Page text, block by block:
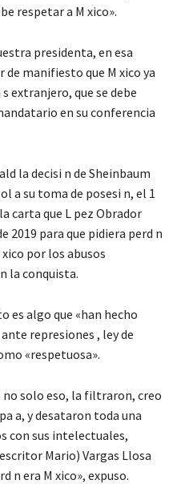
respetar a M xico».
presidenta, en esa
de manifiesto que M xico ya
extranjero, que se debe
en su conferencia
la decisi n de Sheinbaum
a su toma de posesi n, el 1
carta que L pez Obrador
2019 para que pidiera perd n
por los abusos
la conquista.
es algo que «han hecho
represiones , ley de
«respetuosa».
solo eso, la filtraron, creo
a, y desataron toda una
con sus intelectuales,
Mario) Vargas Llosa
n era M xico», expuso.